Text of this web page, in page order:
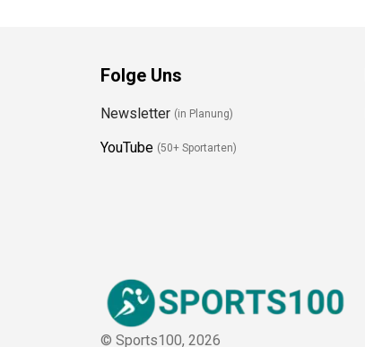
Folge Uns
Newsletter (in Planung)
YouTube (50+ Sportarten)
© Sports100, 2026